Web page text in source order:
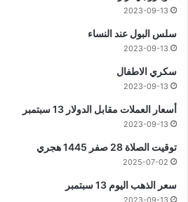
2023-09-13
سلس البول عند النساء
2023-09-13
سكري الاطفال
2023-09-13
أسعار العملات مقابل الدولار 13 سبتمبر
2023-09-13
توقيت الصلاة 28 صفر 1445 هجري
2025-07-02
سعر الذهب اليوم 13 سبتمبر
2023-09-13